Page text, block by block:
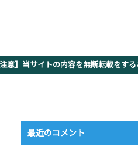
当サイトの内容を無断転載をする
最近のコメント